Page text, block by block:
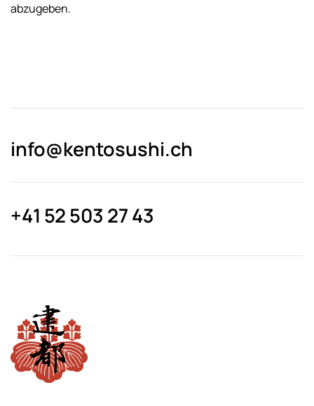
abzugeben.
info@kentosushi.ch
+41 52 503 27 43